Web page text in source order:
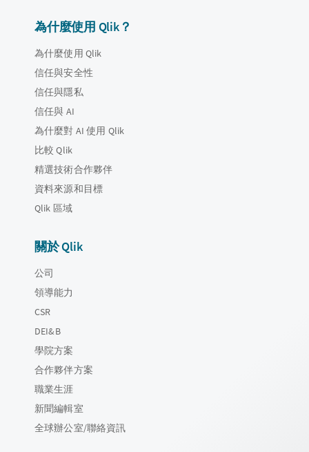
為什麼使用 Qlik？
為什麼使用 Qlik
信任與安全性
信任與隱私
信任與 AI
為什麼對 AI 使用 Qlik
比較 Qlik
精選技術合作夥伴
資料來源和目標
Qlik 區域
關於 Qlik
公司
領導能力
CSR
DEI&B
學院方案
合作夥伴方案
職業生涯
新聞編輯室
全球辦公室/聯絡資訊